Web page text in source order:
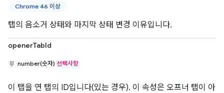
Chrome 46 이상
탭의 음소거 상태와 마지막 상태 변경 이유입니다.
openerTabId
number(숫자) 선택사항
이 탭을 연 탭의 ID입니다(있는 경우). 이 속성은 오프너 탭이 아